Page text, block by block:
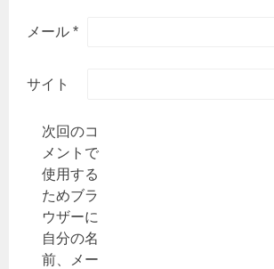
メール*
サイト
次回のコ
メントで
使用する
ためブラ
ウザーに
自分の名
前、メー